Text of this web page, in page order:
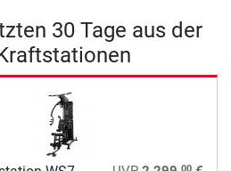
30 Tage aus der